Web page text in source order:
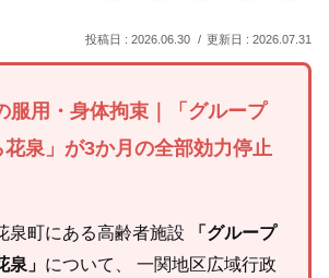
2026.06.30 2026.07.31
服用・身体拘束｜「グループ
泉」が3か月の全部効力停止
泉町にある高齢者施設
「グループ
」 について、 一関地区広域行政